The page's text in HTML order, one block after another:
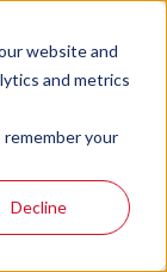
website and
and metrics
your
Decline